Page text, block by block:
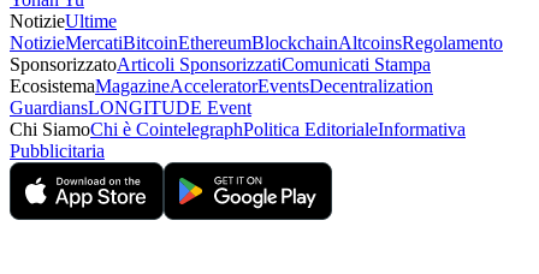
NotizieUltime
NotizieMercatiBitcoinEthereumBlockchainAltcoinsRegolamento
SponsorizzatoArticoli SponsorizzatiComunicati Stampa
EcosistemaMagazineAcceleratorEventsDecentralization
GuardiansLONGITUDE Event
Chi SiamoChi è CointelegraphPolitica EditorialeInformativa
Pubblicitaria